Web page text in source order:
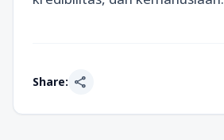
Share: share